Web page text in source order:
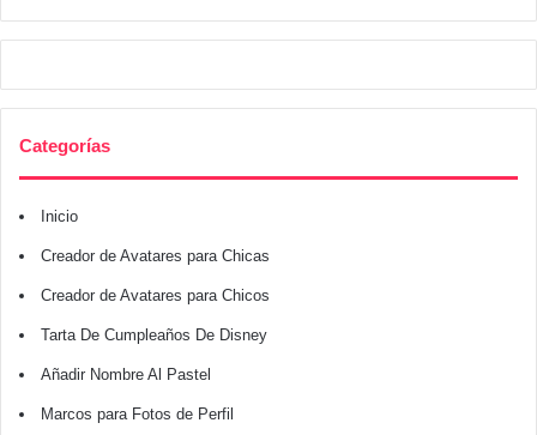
Categorías
Inicio
Creador de Avatares para Chicas
Creador de Avatares para Chicos
Tarta De Cumpleaños De Disney
Añadir Nombre Al Pastel
Marcos para Fotos de Perfil